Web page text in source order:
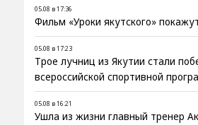
05.08 в 17:36
Фильм «Уроки якутского»
05.08 в 17:23
Трое лучниц из Якутии стали
всероссийской спортивной
05.08 в 16:21
Ушла из жизни главный тренер